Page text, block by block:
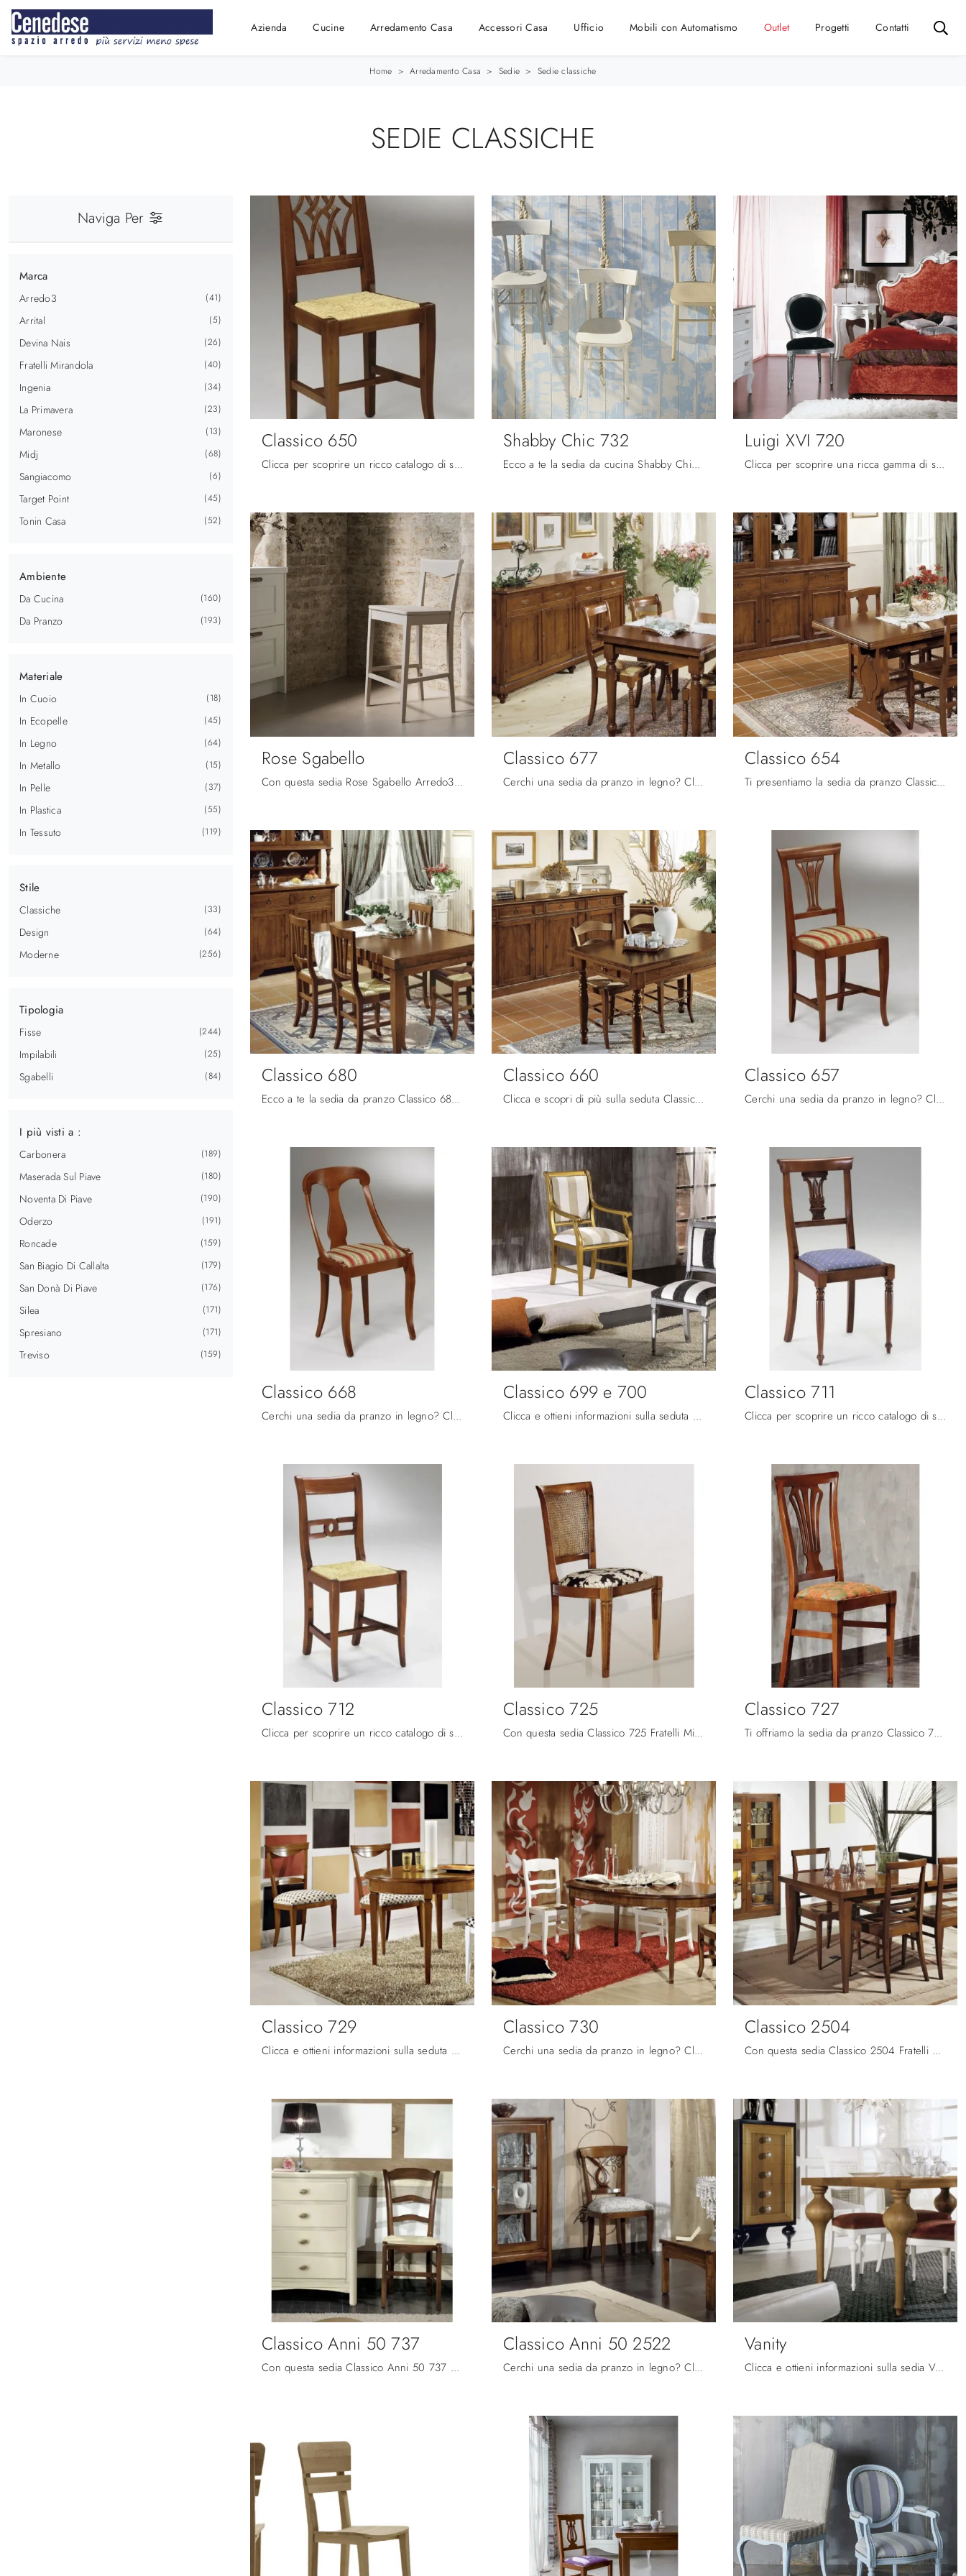
Azienda Cucine Arredamento Casa Accessori Casa Ufficio Mobili con Automatismo Outlet Progetti Contatti
Home > Arredamento Casa > Sedie > Sedie classiche
SEDIE CLASSICHE
Naviga Per
Marca
Arredo3 41
Arrital 5
Devina Nais 26
Fratelli Mirandola 40
Ingenia 34
La Primavera 23
Maronese 13
Midj 68
Sangiacomo 6
Target Point 45
Tonin Casa 52
Ambiente
Da Cucina 160
Da Pranzo 193
Materiale
In Cuoio 18
In Ecopelle 45
In Legno 64
In Metallo 15
In Pelle 37
In Plastica 55
In Tessuto 119
Stile
Classiche 33
Design 64
Moderne 256
Tipologia
Fisse 244
Impilabili 25
Sgabelli 84
I più visti a :
Carbonera 189
Maserada Sul Piave 180
Noventa Di Piave 190
Oderzo 191
Roncade 159
San Biagio Di Callalta 179
San Donà Di Piave 176
Silea 171
Spresiano 171
Treviso 159
Classico 650
Clicca per scoprire un ricco catalogo di sedie fisse per stanze classiche: il modello Classico 650 di Fratelli Mirandola ti sta aspettando!
Shabby Chic 732
Ecco a te la sedia da cucina Shabby Chic 732 per atmosfere classiche, tra le più belle Sedie fisse di Fratelli Mirandola.
Luigi XVI 720
Clicca per scoprire una ricca gamma di sedie fisse per stanze classiche: il modello Luigi XVI 720 di Fratelli Mirandola ti sta aspettando!
Rose Sgabello
Con questa sedia Rose Sgabello Arredo3 in legno, una tra le nostre sedute sgabelli classiche, potrai valorizzare i tuoi spazi.
Classico 677
Cerchi una sedia da pranzo in legno? Clicca e scopri il modello Classico 677 di Fratelli Mirandola per completare i tuoi locali perfettamente.
Classico 654
Ti presentiamo la sedia da pranzo Classico 654 per ambientazioni classiche, tra le più belle Sedie fisse di Fratelli Mirandola.
Classico 680
Ecco a te la sedia da pranzo Classico 680 per atmosfere classiche, tra le più belle Sedie fisse di Fratelli Mirandola.
Classico 660
Clicca e scopri di più sulla seduta Classico 660 di Fratelli Mirandola in legno: le più originali Sedie fisse classiche ti aspettano.
Classico 657
Cerchi una sedia da pranzo in legno? Clicca e scopri il modello Classico 657 di Fratelli Mirandola per completare i tuoi interni al meglio.
Classico 668
Cerchi una sedia da pranzo in legno? Clicca e scopri il modello Classico 668 di Fratelli Mirandola per ultimare i tuoi locali ottimamente.
Classico 699 e 700
Clicca e ottieni informazioni sulla seduta Classico 699 e 700 di Fratelli Mirandola in tessuto: le più belle Sedie fisse classiche ti attendono.
Classico 711
Clicca per scoprire un ricco catalogo di sedie fisse per stanze classiche: il modello Classico 711 di Fratelli Mirandola ti sta aspettando!
Classico 712
Clicca per scoprire un ricco catalogo di sedie fisse per stanze classiche: il modello Classico 712 di Fratelli Mirandola ti attende!
Classico 725
Con questa sedia Classico 725 Fratelli Mirandola in legno, una tra le nostre sedute fisse classiche, potrai arricchire i tuoi locali.
Classico 727
Ti offriamo la sedia da pranzo Classico 727 per atmosfere classiche, tra le più originali Sedie fisse di Fratelli Mirandola.
Classico 729
Clicca e ottieni informazioni sulla seduta Classico 729 di Fratelli Mirandola in legno: le più originali Sedie fisse classiche ti attendono.
Classico 730
Cerchi una sedia da pranzo in legno? Clicca e scopri il modello Classico 730 di Fratelli Mirandola per completare i tuoi locali alla perfezione.
Classico 2504
Con questa sedia Classico 2504 Fratelli Mirandola in legno, una delle nostre sedute fisse classiche, potrai impreziosire i tuoi interni.
Classico Anni 50 737
Con questa sedia Classico Anni 50 737 Fratelli Mirandola in legno, una tra le nostre sedute fisse classiche, potrai completare i tuoi interni.
Classico Anni 50 2522
Cerchi una sedia da pranzo in legno? Clicca e scopri il modello Classico Anni 50 2522 di Fratelli Mirandola per completare i tuoi interni al meglio.
Vanity
Clicca e ottieni informazioni sulla sedia Vanity di Fratelli Mirandola in legno: le più belle Sedie fisse classiche ti aspettano.